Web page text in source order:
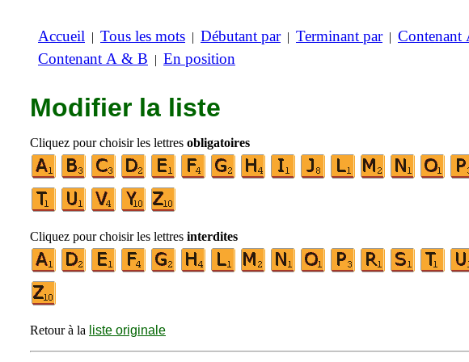
Accueil | Tous les mots | Débutant par| Terminant par| Contenant
Contenant A & B | En position
Modifier la liste
Cliquez pour choisir les lettres obligatoires
Cliquez pour choisir les lettres interdites
Retour à la liste originale